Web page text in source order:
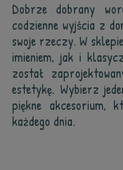
Dobrze dobrany
codzienne wyjścia z
swoje rzeczy. W
imieniem, jak i
został
estetykę. Wybierz
piękne akcesorium,
każdego dnia.